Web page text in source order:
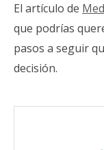
El artículo de
que podrías
pasos a seguir
decisión.